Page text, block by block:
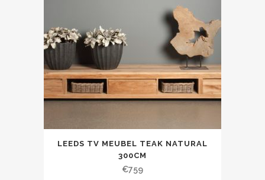
LEEDS TV MEUBEL TEAK NATURAL
300CM
€759